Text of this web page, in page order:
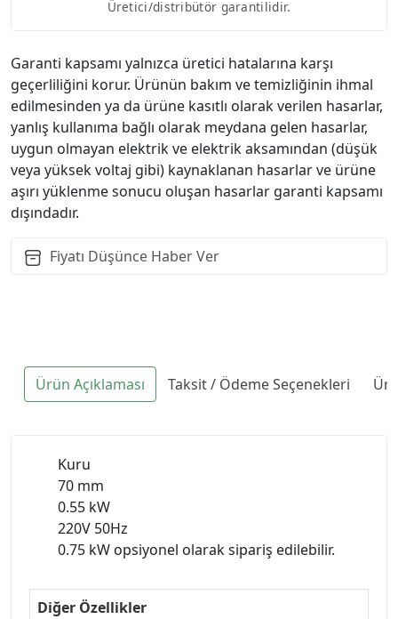
Üretici/distribütör garantilidir.
Garanti kapsamı yalnızca üretici hatalarına karşı
geçerliliğini korur. Ürünün bakım ve temizliğinin ihmal
edilmesinden ya da ürüne kasıtlı olarak verilen hasarlar,
yanlış kullanıma bağlı olarak meydana gelen hasarlar,
uygun olmayan elektrik ve elektrik aksamından (düşük
veya yüksek voltaj gibi) kaynaklanan hasarlar ve ürüne
aşırı yüklenme sonucu oluşan hasarlar garanti kapsamı
dışındadır.
Fiyatı Düşünce Haber Ver
Ürün Açıklaması Taksit / Ödeme Seçenekleri
Kuru
70 mm
0.55 kW
220V 50Hz
0.75 kW opsiyonel olarak sipariş edilebilir.
Diğer Özellikler